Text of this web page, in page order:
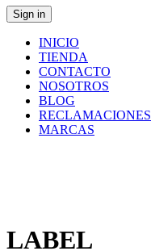
INICIO
TIENDA
CONTACTO
NOSOTROS
BLOG
RECLAMACIONES
MARCAS
LABEL